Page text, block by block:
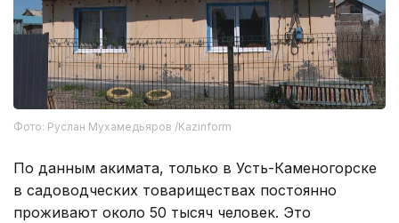
Фото: Руслан Мухамедьяров /Kazinform
По данным акимата, только в Усть-Каменогорске
в садоводческих товариществах постоянно
проживают около 50 тысяч человек. Это